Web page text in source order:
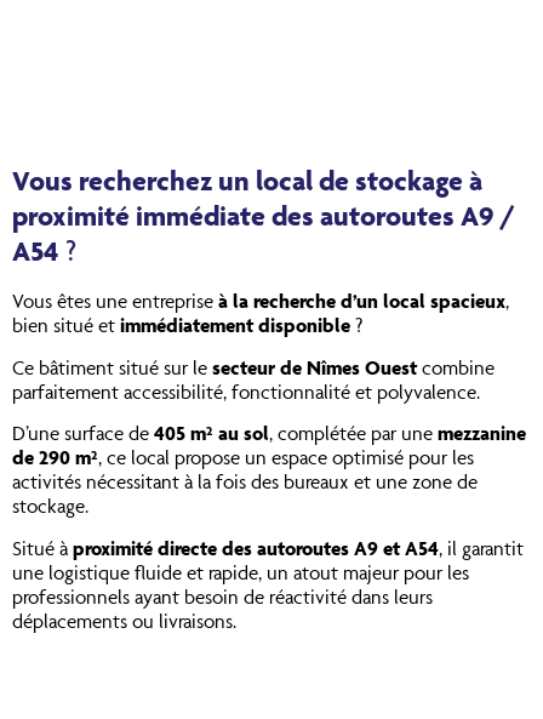
Vous recherchez un local de stockage à
proximité immédiate des autoroutes A9 /
A54 ?
Vous êtes une entreprise à la recherche d’un local spacieux,
bien situé et immédiatement disponible ?
Ce bâtiment situé sur le secteur de Nîmes Ouestcombine
parfaitement accessibilité, fonctionnalité et polyvalence.
D’une surface de 405 m² au sol, complétée par une mezzanine
de 290 m², ce local propose un espace optimisé pour les
activités nécessitant à la fois des bureaux et une zone de
stockage.
Situé à proximité directe des autoroutes A9 et A54, il garantit
une logistique fluide et rapide, un atout majeur pour les
professionnels ayant besoin de réactivité dans leurs
déplacements ou livraisons.